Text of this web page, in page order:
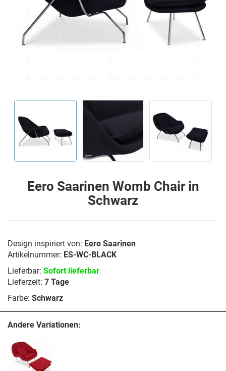
Eero Saarinen Womb Chair in
Schwarz
Design inspiriert von: Eero Saarinen
Artikelnummer: ES-WC-BLACK
Lieferbar: Sofort lieferbar
Lieferzeit: 7 Tage
Farbe: Schwarz
Andere Variationen: